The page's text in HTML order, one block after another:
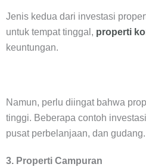
Jenis kedua dari investasi
untuk tempat tinggal, properti
keuntungan.
Namun, perlu diingat bahwa
tinggi. Beberapa contoh
pusat perbelanjaan, dan gudang.
3. Properti Campuran